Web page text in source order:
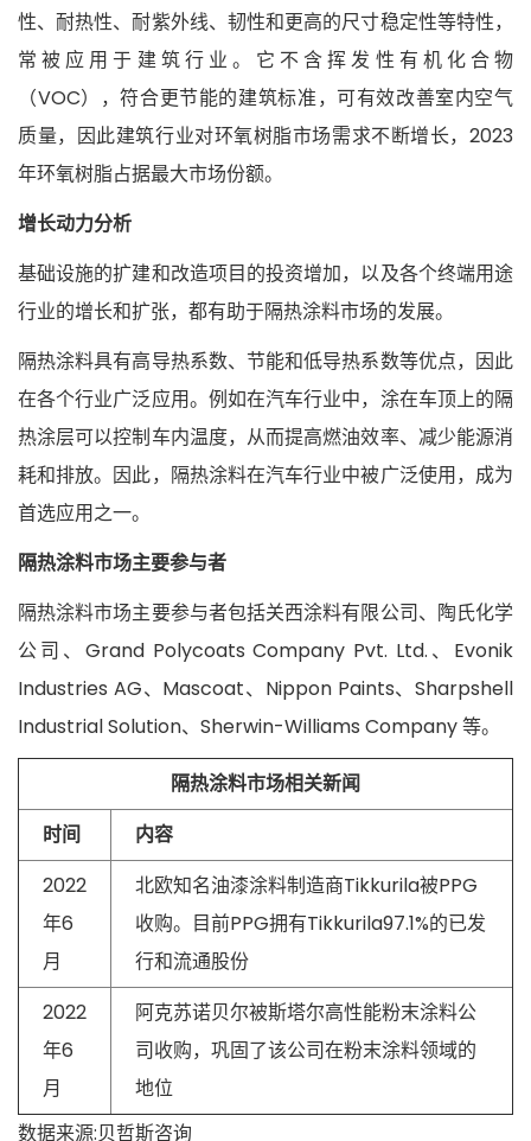
性、耐热性、耐紫外线、韧性和更高的尺寸稳定性等特性，
常被应用于建筑行业。它不含挥发性有机化合物
（VOC），符合更节能的建筑标准，可有效改善室内空气
质量，因此建筑行业对环氧树脂市场需求不断增长，2023
年环氧树脂占据最大市场份额。
增长动力分析
基础设施的扩建和改造项目的投资增加，以及各个终端用途
行业的增长和扩张，都有助于隔热涂料市场的发展。
隔热涂料具有高导热系数、节能和低导热系数等优点，因此
在各个行业广泛应用。例如在汽车行业中，涂在车顶上的隔
热涂层可以控制车内温度，从而提高燃油效率、减少能源消
耗和排放。因此，隔热涂料在汽车行业中被广泛使用，成为
首选应用之一。
隔热涂料市场主要参与者
隔热涂料市场主要参与者包括关西涂料有限公司、陶氏化学
公司、Grand Polycoats Company Pvt. Ltd.、Evonik
Industries AG、Mascoat、Nippon Paints、Sharpshell
Industrial Solution、Sherwin-Williams Company 等。
隔热涂料市场相关新闻
时间
内容
2022
年6
月
北欧知名油漆涂料制造商Tikkurila被PPG
收购。目前PPG拥有Tikkurila97.1%的已发
行和流通股份
2022
年6
月
阿克苏诺贝尔被斯塔尔高性能粉末涂料公
司收购，巩固了该公司在粉末涂料领域的
地位
数据来源:贝哲斯咨询